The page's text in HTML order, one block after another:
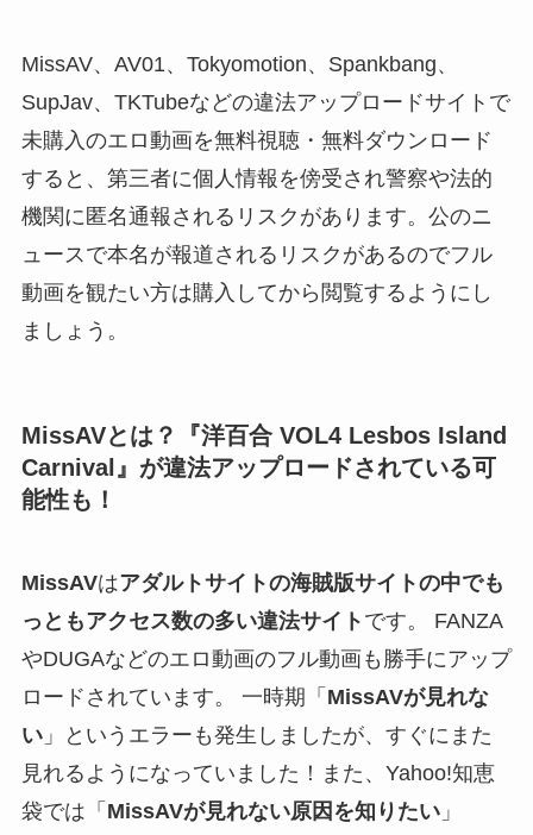
MissAV、AV01、Tokyomotion、Spankbang、
SupJav、TKTubeなどの違法アップロードサイトで
未購入のエロ動画を無料視聴・無料ダウンロード
すると、第三者に個人情報を傍受され警察や法的
機関に匿名通報されるリスクがあります。公のニ
ュースで本名が報道されるリスクがあるのでフル
動画を観たい方は購入してから閲覧するようにし
ましょう。
MissAVとは？『洋百合 VOL4 Lesbos Island
Carnival』が違法アップロードされている可
能性も！
MissAVはアダルトサイトの海賊版サイトの中でも
っともアクセス数の多い違法サイト です。 FANZA
やDUGAなどのエロ動画のフル動画も勝手にアップ
ロードされています。 一時期「 MissAVが見れな
い」というエラーも発生しましたが、すぐにまた
見れるようになっていました！また、Yahoo!知恵
袋では「 MissAVが見れない原因を知りたい」